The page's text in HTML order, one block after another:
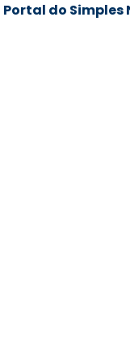
Portal do Simples